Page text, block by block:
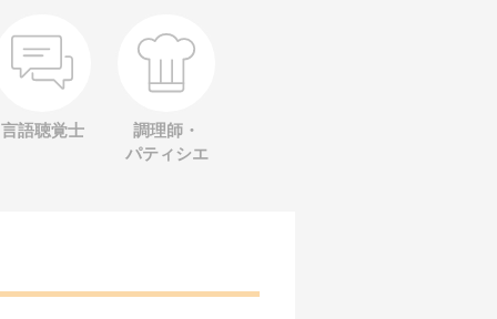
言語聴覚士
調理師・
パティシエ